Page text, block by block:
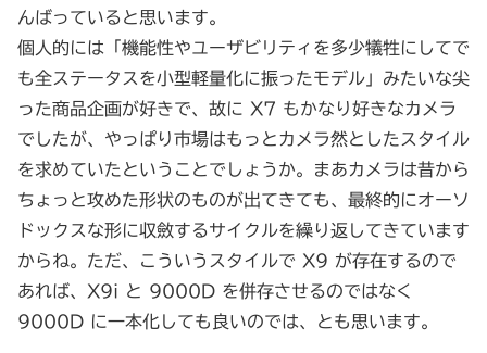
んばっていると思います。
個人的には「機能性やユーザビリティを多少犠牲にしてで
も全ステータスを小型軽量化に振ったモデル」みたいな尖
った商品企画が好きで、故に X7 もかなり好きなカメラ
でしたが、やっぱり市場はもっとカメラ然としたスタイル
を求めていたということでしょうか。まあカメラは昔から
ちょっと攻めた形状のものが出てきても、最終的にオーソ
ドックスな形に収斂するサイクルを繰り返してきています
からね。ただ、こういうスタイルで X9 が存在するので
あれば、X9i と 9000D を併存させるのではなく
9000D に一本化しても良いのでは、とも思います。